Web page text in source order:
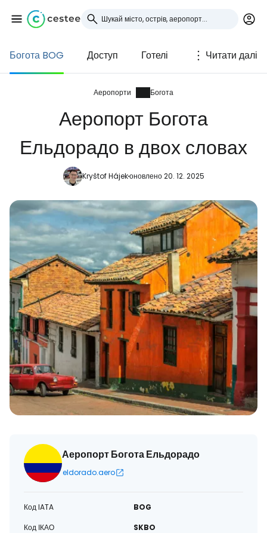
Богота BOG Доступ Готелі Читати далі
Аеропорти Богота
Аеропорт Богота
Ельдорадо в двох словах
Kryštof Hájekоновлено 20. 12. 2025
Аеропорт Богота Ельдорадо
eldorado.aero
Код IATA
BOG
Код ІКАО
SKBO
Увійдіть до Cestee
... світова туристична спільнота
Продовжуйте з Google
Продовжуйте у Facebook
Продовжити з email